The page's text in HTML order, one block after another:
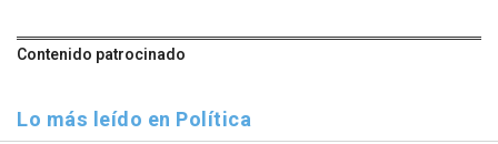
Contenido patrocinado
Lo más leído en Política